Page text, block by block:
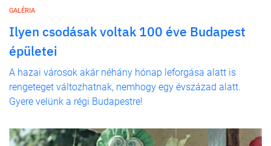
GALÉRIA
Ilyen csodásak voltak 100 éve Budapest
épületei
A hazai városok akár néhány hónap leforgása alatt is
rengeteget változhatnak, nemhogy egy évszázad alatt.
Gyere velünk a régi Budapestre!